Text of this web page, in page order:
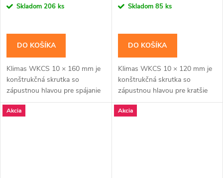
cena:Skladom 206 ks
DO KOŠÍKA
Klimas WKCS 10 × 160 mm je
konštrukčná skrutka so
zápustnou hlavou pre spájanie
hranolov, krokiev a drevených
rámov so zapustenou hlavou.
cena:Skladom 85 ks
DO KOŠÍKA
Klimas WKCS 10 × 120 mm je
konštrukčná skrutka so
zápustnou hlavou pre kratšie
konštrukčné spoje dosiek, lát a
drevených prvkov s rovným
Akcia Akcia